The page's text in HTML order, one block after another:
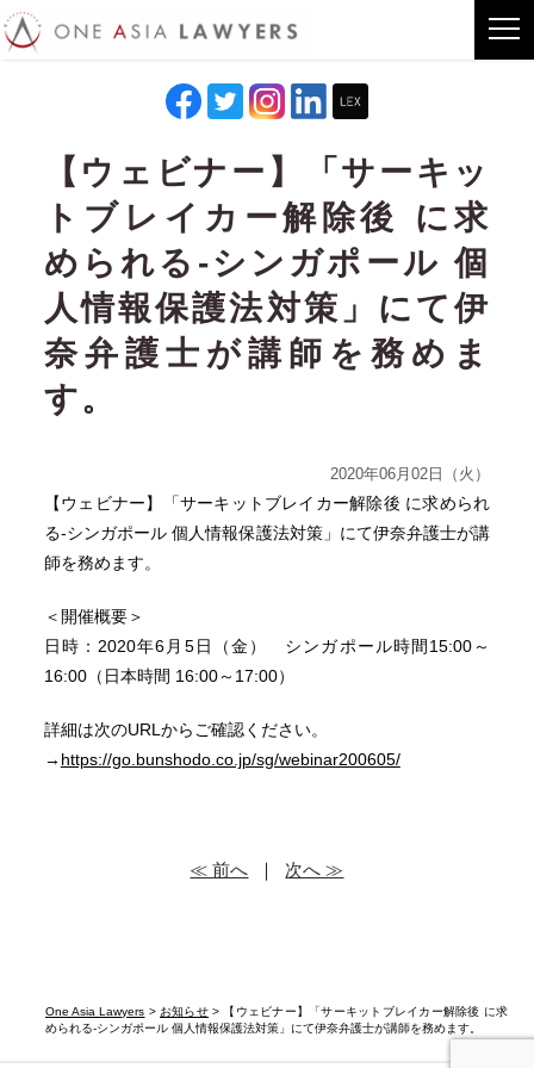
One Asia Lawyers > お知らせ> 【ウェビナー】「サーキットブレイカー解除後 に求
められる‐シンガポール 個人情報保護法対策」にて伊奈弁護士が講師を務めます。
【ウェビナー】「サーキッ
トブレイカー解除後 に求
められる‐シンガポール 個
人情報保護法対策」にて伊
奈弁護士が講師を務めま
す。
2020年06月02日（火）
【ウェビナー】「サーキットブレイカー解除後 に求められ
る‐シンガポール 個人情報保護法対策」にて伊奈弁護士が講
師を務めます。
＜開催概要＞
日時：2020年6月5日（金） シンガポール時間15:00～
16:00（日本時間 16:00～17:00）
詳細は次のURLからご確認ください。
→ https://go.bunshodo.co.jp/sg/webinar200605/
≪ 前へ ｜ 次へ ≫